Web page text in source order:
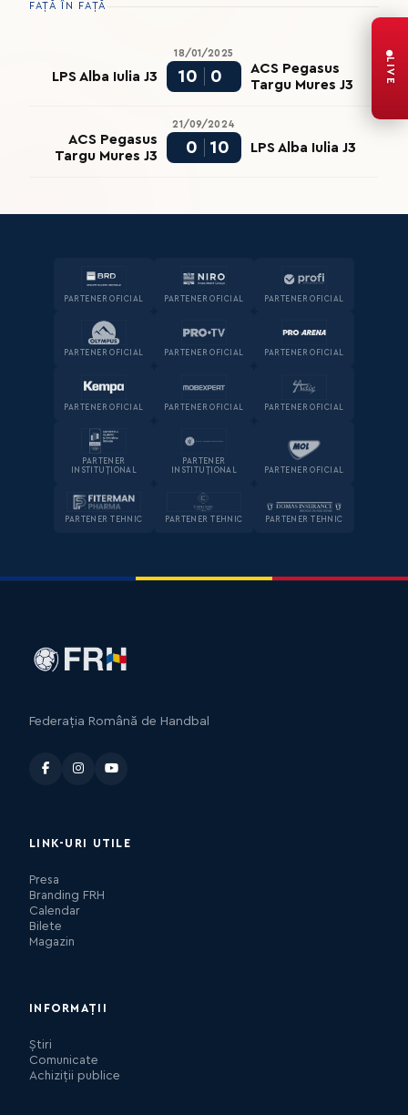
FAȚĂ ÎN FAȚĂ
18/01/2025
LPS Alba Iulia J3 10 0
ACS Pegasus
Targu Mures J3
21/09/2024
ACS Pegasus
Targu Mures J3
0 10 LPS Alba Iulia J3
PARTENER OFICIAL PARTENER OFICIAL PARTENER OFICIAL
PARTENER OFICIAL PARTENER OFICIAL PARTENER OFICIAL
PARTENER OFICIAL PARTENER OFICIAL PARTENER OFICIAL
PARTENER
INSTITUȚIONAL
PARTENER
INSTITUȚIONAL
PARTENER OFICIAL
PARTENER TEHNIC PARTENER TEHNIC PARTENER TEHNIC
LIVE
Federația Română de Handbal
LINK-URI UTILE
Presa
Branding FRH
Calendar
Bilete
Magazin
INFORMAȚII
Știri
Comunicate
Achiziții publice